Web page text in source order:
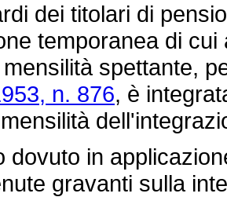
dei titolari di
temporanea di
spettante,
n. 876, è
in
gravanti sulla